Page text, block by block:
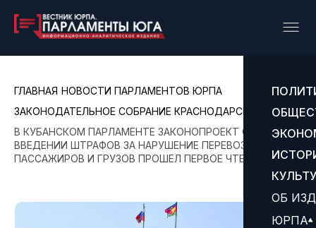
ОБ
ЮРПА
ГЛАВНАЯ НОВОСТИ ПАРЛАМЕНТОВ ЮРПА
ЗАКОНОДАТЕЛЬНОЕ СОБРАНИЕ КРАСНОДАРСКОГО КРАЯ
В КУБАНСКОМ ПАРЛАМЕНТЕ ЗАКОНОПРОЕКТ О
ВВЕДЕНИИ ШТРАФОВ ЗА НАРУШЕНИЕ ПЕРЕВОЗОК
ПАССАЖИРОВ И ГРУЗОВ ПРОШЕЛ ПЕРВОЕ ЧТЕНИЕ